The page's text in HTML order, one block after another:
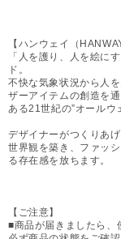
【ハンウェイ（
「人を護り、人を絵に
ド。
不快な気象状況から人
ザーアイテムの創造を
ある21世紀の”オールウ
デザイナーがつくりあ
世界観を築き、ファッ
る存在感を放ちます。
【ご注意】
■商品が届きましたら、